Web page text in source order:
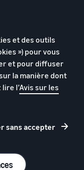
et des outils
») pour vous
et pour diffuser
la manière dont
l’Avis sur les
sans accepter